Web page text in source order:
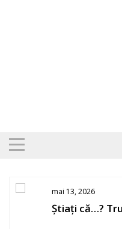
mai 13, 2026
Știați că…?